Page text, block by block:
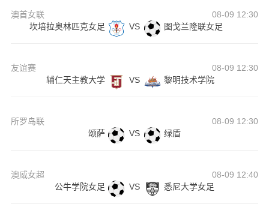
澳首女联
08-09 12:30
坎培拉奥林匹克女足
VS 图戈兰隆联女足
友谊赛
08-09 12:30
辅仁天主教大学
VS 黎明技术学院
所罗岛联
08-09 12:30
颂萨
VS 绿盾
澳威女超
08-09 12:40
公牛学院女足
VS 悉尼大学女足